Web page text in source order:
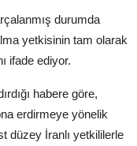
durumda
yetkisinin tam olarak
ifade ediyor.
habere göre,
erdirmeye yönelik
düzey İranlı yetkililerle